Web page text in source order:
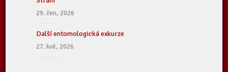
29. čen, 2026
Další entomologická exkurze
27. kvě, 2026